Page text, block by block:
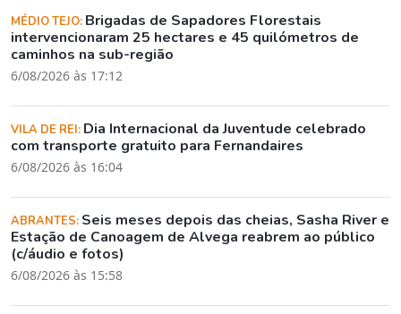
MÉDIO TEJO: Brigadas de Sapadores Florestais
intervencionaram 25 hectares e 45 quilómetros de
caminhos na sub-região
6/08/2026 às 17:12
VILA DE REI: Dia Internacional da Juventude celebrado
com transporte gratuito para Fernandaires
6/08/2026 às 16:04
ABRANTES: Seis meses depois das cheias, Sasha River e
Estação de Canoagem de Alvega reabrem ao público
(c/áudio e fotos)
6/08/2026 às 15:58